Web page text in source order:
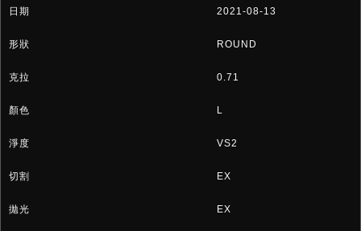
2021-08-13
ROUND
0.71
L
VS2
EX
EX